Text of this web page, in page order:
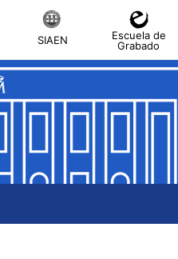
SIAEN
Escuela de
Grabado